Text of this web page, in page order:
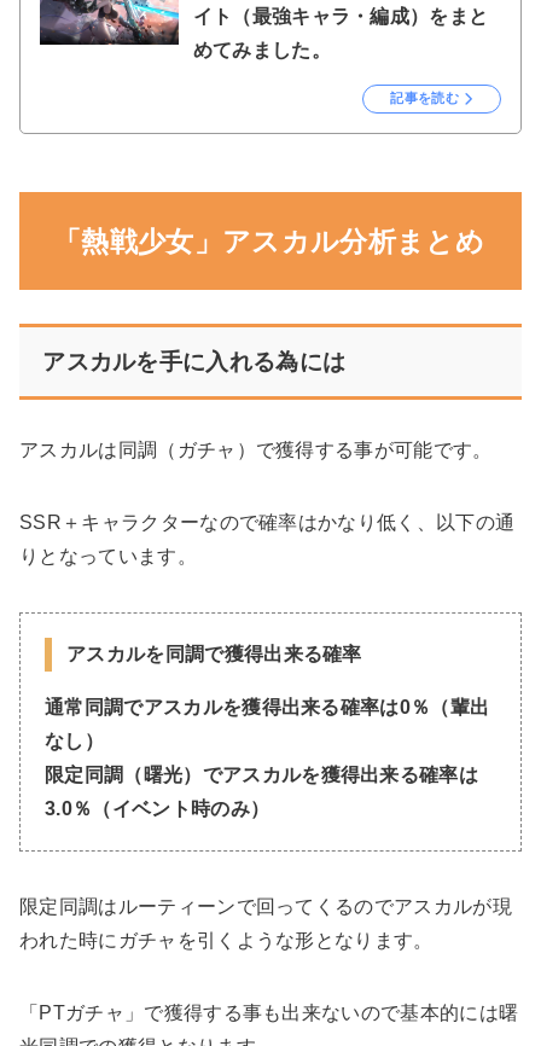
イト（最強キャラ・編成）をまと
めてみました。
記事を読む
「熱戦少女」アスカル分析まとめ
アスカルを手に入れる為には
アスカルは同調（ガチャ）で獲得する事が可能です。
SSR＋キャラクターなので確率はかなり低く、以下の通
りとなっています。
アスカルを 同調で獲得出来る確率
通常同調でアスカルを獲得出来る確率は0％（輩出
なし）
限定同調（曙光）でアスカルを獲得出来る確率は
3.0％
（イベント時のみ）
限定同調はルーティーンで回ってくるのでアスカルが現
われた時にガチャを引くような形となります。
「PTガチャ」で獲得する事も出来ないので基本的には曙